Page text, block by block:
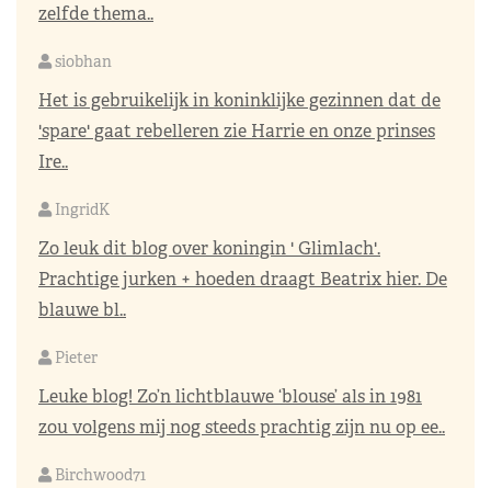
zelfde thema..
siobhan
Het is gebruikelijk in koninklijke gezinnen dat de
'spare' gaat rebelleren zie Harrie en onze prinses
Ire..
IngridK
Zo leuk dit blog over koningin ' Glimlach'.
Prachtige jurken + hoeden draagt Beatrix hier. De
blauwe bl..
Pieter
Leuke blog! Zo’n lichtblauwe ‘blouse’ als in 1981
zou volgens mij nog steeds prachtig zijn nu op ee..
Birchwood71